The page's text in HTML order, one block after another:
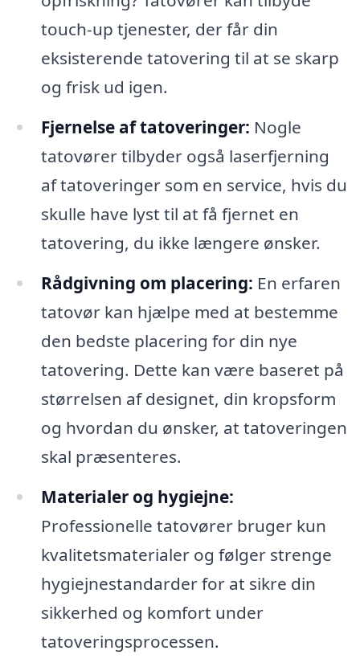
touch-up tjenester, der får din
eksisterende tatovering til at se skarp
og frisk ud igen.
Fjernelse af tatoveringer: Nogle
tatovører tilbyder også laserfjerning
af tatoveringer som en service, hvis du
skulle have lyst til at få fjernet en
tatovering, du ikke længere ønsker.
Rådgivning om placering: En erfaren
tatovør kan hjælpe med at bestemme
den bedste placering for din nye
tatovering. Dette kan være baseret på
størrelsen af designet, din kropsform
og hvordan du ønsker, at tatoveringen
skal præsenteres.
Materialer og hygiejne:
Professionelle tatovører bruger kun
kvalitetsmaterialer og følger strenge
hygiejnestandarder for at sikre din
sikkerhed og komfort under
tatoveringsprocessen.